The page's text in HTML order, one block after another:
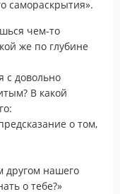
самораскрытия».
чем-то
же по глубине
с довольно
В какой
о том,
другом нашего
о тебе?»